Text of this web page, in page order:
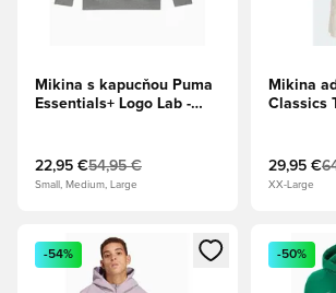
Mikina s kapucňou Puma
Essentials+ Logo Lab -
22,95 €54,95 €
Small, Medium, Large
Mikina
Classics
29,95 €
XX-Large
Otvorí modál na prihlásenie alebo
-54%
Otvorí
-50%